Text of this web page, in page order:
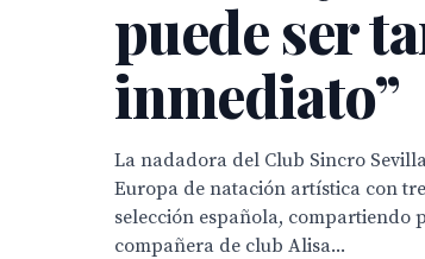
puede ser
inmediato”
La nadadora del Club Sincro
Europa de natación artística con
selección española, compartiendo
compañera de club Alisa...